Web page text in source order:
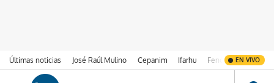
Últimas noticias José Raúl Mulino Cepanim Ifarhu Fenómeno de El
EN VIVO
Ir al contenido